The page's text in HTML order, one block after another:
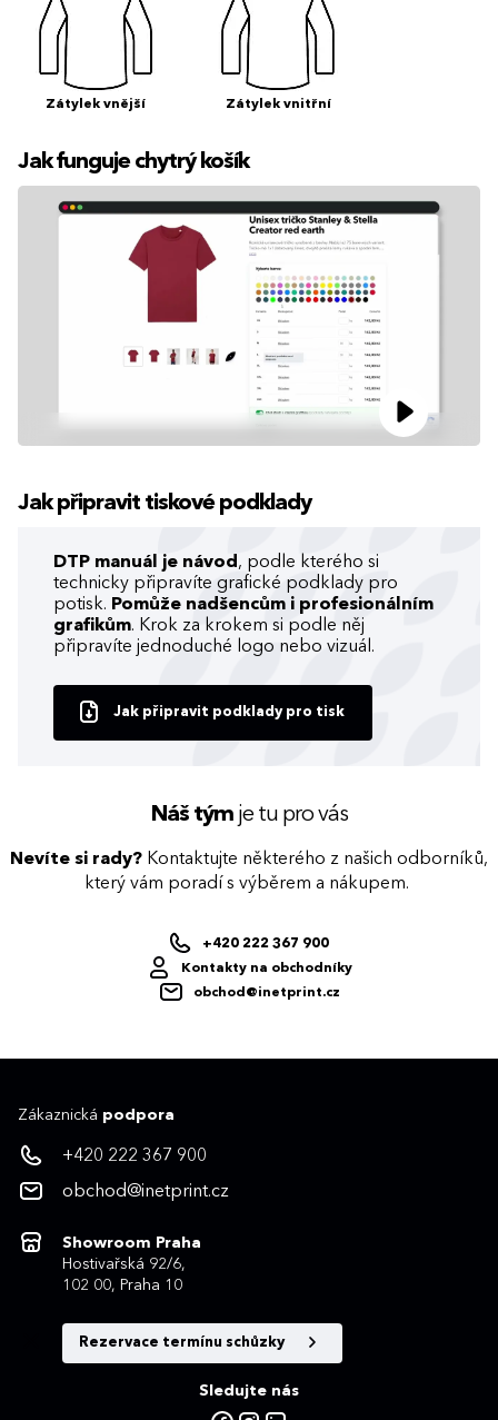
Zátylek vnější Zátylek vnitřní
Jak funguje chytrý košík
Jak připravit tiskové podklady
DTP manuál je návod , podle kterého si
technicky připravíte grafické podklady pro
potisk. Pomůže nadšencům i profesionálním
grafikům. Krok za krokem si podle něj
připravíte jednoduché logo nebo vizuál.
Jak připravit podklady pro tisk
Náš týmje tu pro vás
Nevíte si rady? Kontaktujte některého z našich odborníků,
který vám poradí s výběrem a nákupem.
+420 222 367 900
Kontakty na obchodníky
obchod@inetprint.cz
Zákaznická podpora
+420 222 367 900
obchod@inetprint.cz
Showroom Praha
Hostivařská 92/6,
102 00, Praha 10
Rezervace termínu schůzky
Sledujte nás